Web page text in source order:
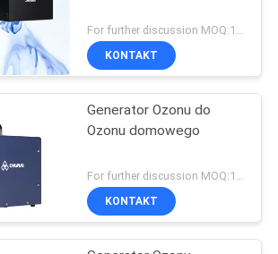
KONTAKT
Generator Ozonu do
Ozonu domowego
KONTAKT